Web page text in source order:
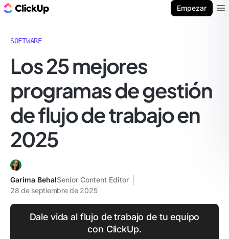
Empezar
SOFTWARE
Los 25 mejores
programas de gestión
de flujo de trabajo en
2025
Garima BehalSenior Content Editor
28 de septiembre de 2025
Dale vida al flujo de trabajo de tu equipo
con ClickUp.